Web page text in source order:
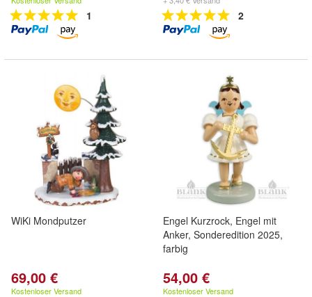
1 2
WiKi Mondputzer
69,00 €
Kostenloser Versand
Engel Kurzrock, Engel mit
Anker, Sonderedition 2025,
farbig
54,00 €
Kostenloser Versand